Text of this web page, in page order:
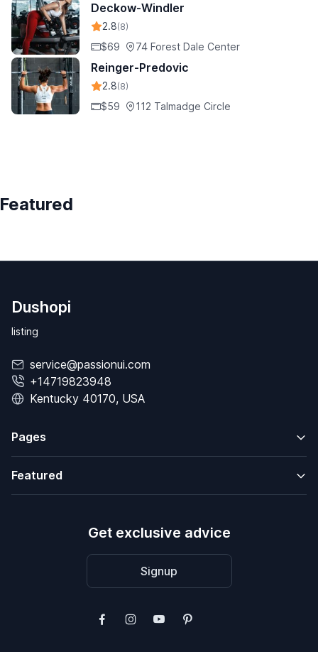
Deckow-Windler
2.8(8)
$69 74 Forest Dale Center
Reinger-Predovic
2.8(8)
$59 112 Talmadge Circle
Featured
Dushopi
listing
service@passionui.com
+14719823948
Kentucky 40170, USA
Pages
Featured
Get exclusive advice
Signup